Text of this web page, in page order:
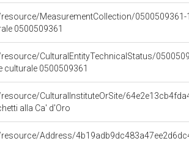
MeasurementCollection/0500509361-
0500509361
CulturalEntityTechnicalStatus/
culturale 0500509361
CulturalInstituteOrSite/
alla Ca' d'Oro
Address/